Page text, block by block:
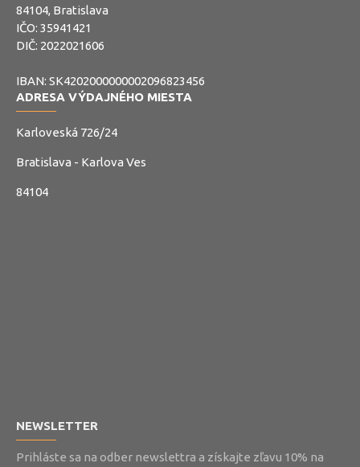
84104, Bratislava
IČO: 35941421
DIČ: 2022021606
IBAN: SK4202000000002096823456
ADRESA VÝDAJNÉHO MIESTA
Karloveská 726/24
Bratislava - Karlova Ves
84104
NEWSLETTER
Prihláste sa na odber newslettra a získajte zľavu 10% na